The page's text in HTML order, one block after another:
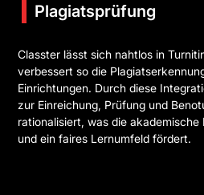
Plagiatsprüfung
Classter lässt sich nahtlos in
verbessert so die
Einrichtungen. Durch diese
zur Einreichung, Prüfung und
rationalisiert, was die
und ein faires Lernumfeld fördert.